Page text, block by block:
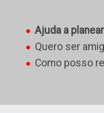
Ajuda a
Quero ser
Como posso